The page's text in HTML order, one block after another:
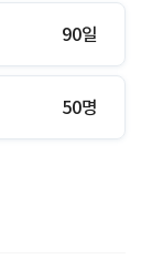
90일
50명